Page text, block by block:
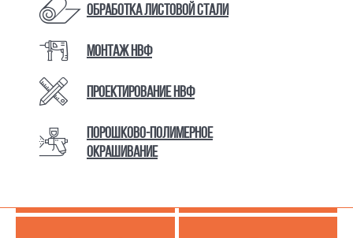
Обработка листовой стали
Монтаж НВФ
Проектирование НВФ
Порошково-полимерное
окрашивание
КАТАЛОГ ТОВАРОВ И УСЛУГ
УСЛУГИ ПО РАБОТЕ С
ЛИСТОВОЙ СТАЛЬЮ
МЕТАЛЛОКАССЕТЫ